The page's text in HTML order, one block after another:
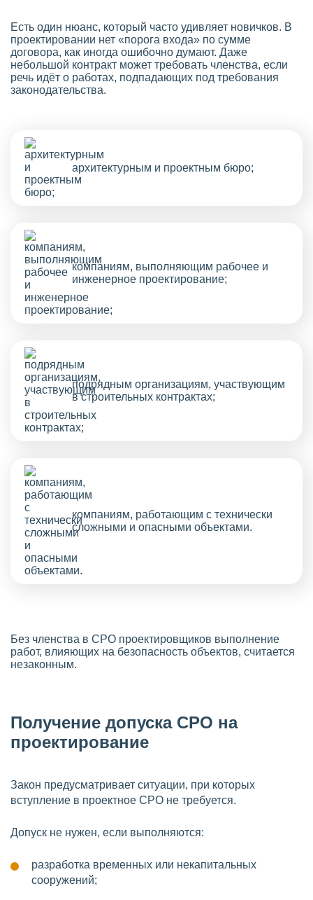
Есть один нюанс, который часто удивляет новичков. В
проектировании нет «порога входа» по сумме
договора, как иногда ошибочно думают. Даже
небольшой контракт может требовать членства, если
речь идёт о работах, подпадающих под требования
законодательства.
архитектурным и проектным бюро;
компаниям, выполняющим рабочее и
инженерное проектирование;
подрядным организациям, участвующим
в строительных контрактах;
компаниям, работающим с технически
сложными и опасными объектами.
Без членства в СРО проектировщиков выполнение
работ, влияющих на безопасность объектов, считается
незаконным.
Получение допуска СРО на
проектирование
Закон предусматривает ситуации, при которых
вступление в проектное СРО не требуется.
Допуск не нужен, если выполняются:
разработка временных или некапитальных
сооружений;